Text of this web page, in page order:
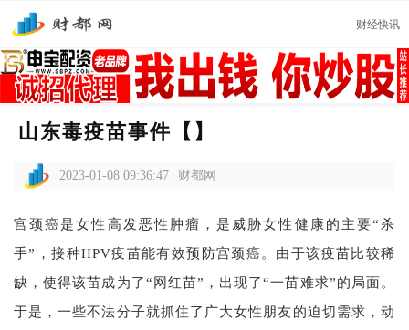
财经快讯
山东毒疫苗事件【】
2023-01-08 09:36:47 财都网
宫颈癌是女性高发恶性肿瘤，是威胁女性健康的主要“杀
手”，接种HPV疫苗能有效预防宫颈癌。由于该疫苗比较稀
缺，使得该苗成为了“网红苗”，出现了“一苗难求”的局面。
于是，一些不法分子就抓住了广大女性朋友的迫切需求，动